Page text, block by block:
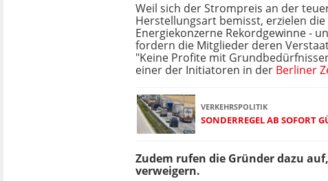
Weil sich der Strompreis an der
Herstellungsart bemisst, erzielen die
Energiekonzerne Rekordgewinne -
fordern die Mitglieder deren
"Keine Profite mit
einer der Initiatoren in der Berliner
VERKEHRSPOLITIK
SONDERREGEL AB SOFORT
Zudem rufen die Gründer dazu
verweigern.